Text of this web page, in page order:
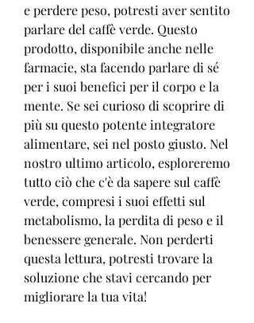
e perdere peso, potresti aver sentito
parlare del caffè verde. Questo
prodotto, disponibile anche nelle
farmacie, sta facendo parlare di sé
per i suoi benefici per il corpo e la
mente. Se sei curioso di scoprire di
più su questo potente integratore
alimentare, sei nel posto giusto. Nel
nostro ultimo articolo, esploreremo
tutto ciò che c'è da sapere sul caffè
verde, compresi i suoi effetti sul
metabolismo, la perdita di peso e il
benessere generale. Non perderti
questa lettura, potresti trovare la
soluzione che stavi cercando per
migliorare la tua vita!